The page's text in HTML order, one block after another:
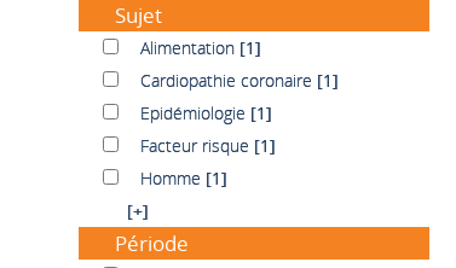
Sujet
Alimentation
Alimentation [1]
Cardiopathie coronaire
Cardiopathie coronaire [1]
Epidémiologie
Epidémiologie [1]
Facteur risque
Facteur risque [1]
HommeHomme [1]
[+]
Période